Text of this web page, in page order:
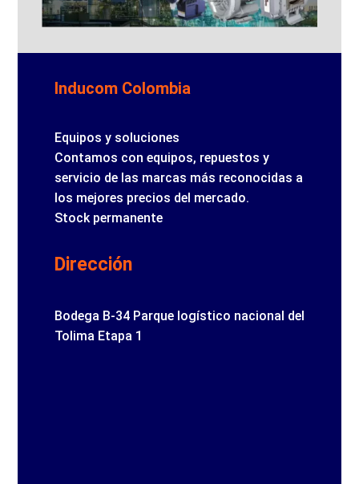
Inducom Colombia
Equipos y soluciones
Contamos con equipos, repuestos y
servicio de las marcas más reconocidas a
los mejores precios del mercado.
Stock permanente
Dirección
Bodega B-34 Parque logístico nacional del
Tolima Etapa 1